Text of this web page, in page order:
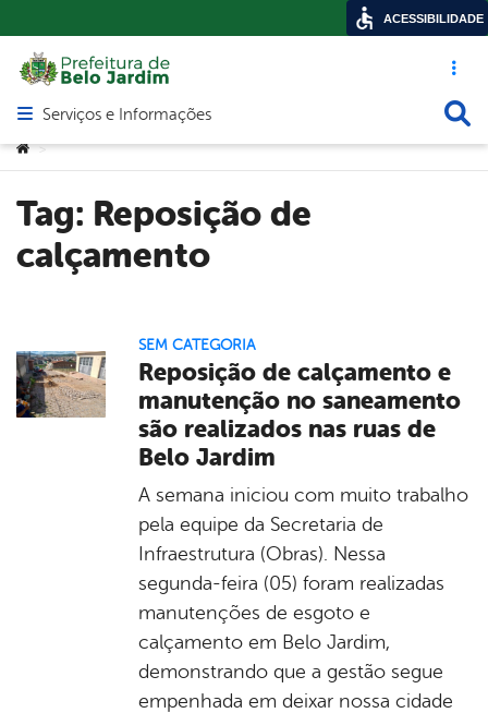
Acesso
Abrir menu principal de navegação
Serviços e Informações
Você está aqui:
>
Tag: Reposição de
calçamento
SEM CATEGORIA
Reposição de calçamento e
manutenção no saneamento
são realizados nas ruas de
Belo Jardim
A semana iniciou com muito trabalho
pela equipe da Secretaria de
Infraestrutura (Obras). Nessa
segunda-feira (05) foram realizadas
manutenções de esgoto e
calçamento em Belo Jardim,
demonstrando que a gestão segue
empenhada em deixar nossa cidade
ACESSIBILIDADE